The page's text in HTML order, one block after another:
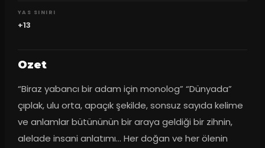
YAS SINIRI
+13
Ozet
“Biraz yabancı bir adam için monolog” “Dünyada”
çıplak, ulu orta, apaçık şekilde, sonsuz sayıda kelime
ve anlamlar bütününün bir araya geldiği bir zihnin,
alelade insani anlatımı… Her doğan ve her ölenin